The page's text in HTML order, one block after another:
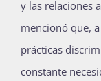
y las relaciones
mencionó que,
prácticas
constante